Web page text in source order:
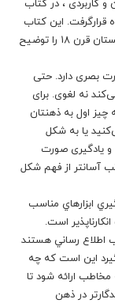
و کاربردی ، در کتاب
قرارگرفت. این کتاب
توسط هیستوگرام‌ها و چارت‌های میله‌ای، اقتصاد انگلستان قرن 18 را توضیح
بصری دارد. حتی
نه لغوی. برای
چیز اول به ذهنتان
یا به شکل
یادگیری صورت
آسانتر از فهم شکل
ابزارهاي مناسب
است.
اطلاع رساني هستند
اين است كه چه
ارائه شود تا
در ذهن